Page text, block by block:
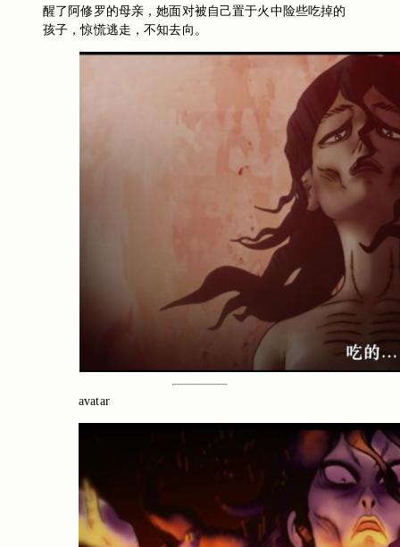
醒了阿修罗的母亲，她面对被自己置于火中险些吃掉的
孩子，惊慌逃走，不知去向。
avatar